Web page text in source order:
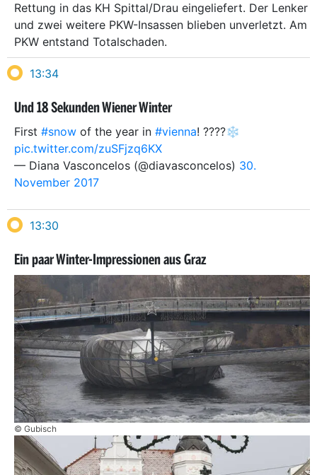
Rettung in das KH Spittal/Drau eingeliefert. Der Lenker
und zwei weitere PKW-Insassen blieben unverletzt. Am
PKW entstand Totalschaden.
13:34
Und 18 Sekunden Wiener Winter
First #snow of the year in #vienna! ????❄️
pic.twitter.com/zuSFjzq6KX
— Diana Vasconcelos (@diavasconcelos) 30.
November 2017
13:30
Ein paar Winter-Impressionen aus Graz
© Gubisch